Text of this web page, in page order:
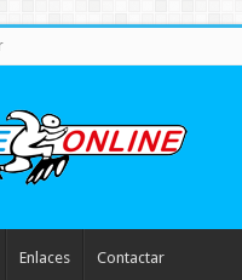
Enlaces Contactar